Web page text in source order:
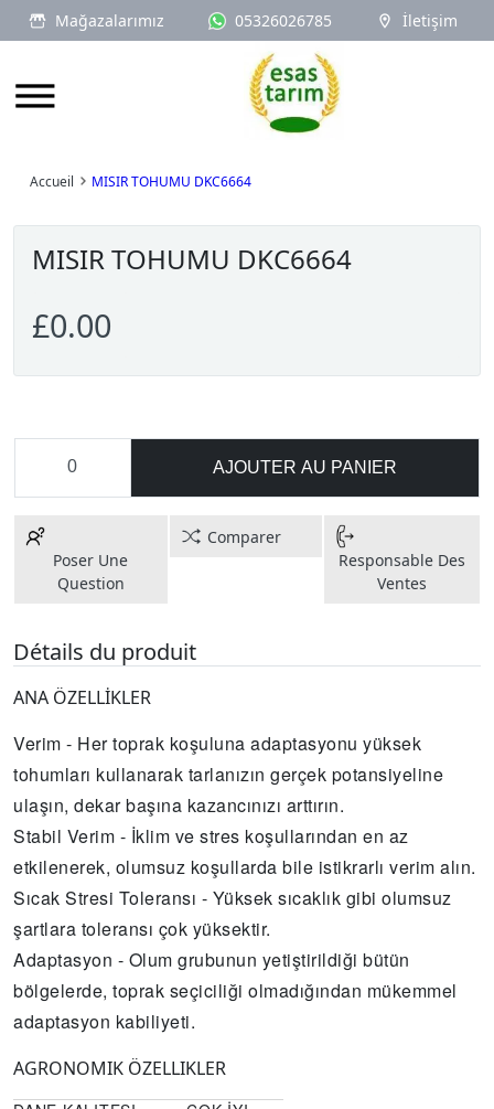
Mağazalarımız 05326026785 İletişim
Logo
Accueil MISIR TOHUMU DKC6664
MISIR TOHUMU DKC6664
£0.00
AJOUTER AU PANIER
Poser Une
Question
Comparer
Responsable Des
Ventes
Détails du produit
ANA ÖZELLİKLER
Verim - Her toprak koşuluna adaptasyonu yüksek
tohumları kullanarak tarlanızın gerçek potansiyeline
ulaşın, dekar başına kazancınızı arttırın.
Stabil Verim - İklim ve stres koşullarından en az
etkilenerek, olumsuz koşullarda bile istikrarlı verim alın.
Sıcak Stresi Toleransı - Yüksek sıcaklık gibi olumsuz
şartlara toleransı çok yüksektir.
Adaptasyon - Olum grubunun yetiştirildiği bütün
bölgelerde, toprak seçiciliği olmadığından mükemmel
adaptasyon kabiliyeti.
AGRONOMIK ÖZELLIKLER